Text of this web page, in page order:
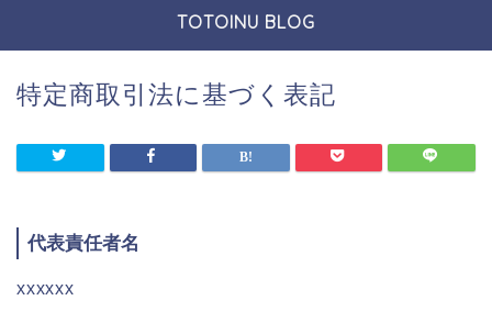
TOTOINU BLOG
特定商取引法に基づく表記
代表責任者名
xxxxxx